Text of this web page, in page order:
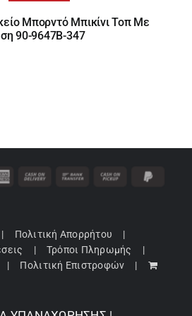
Μπορντό Μπικίνι Τοπ Με
90-9647B-347
Πολιτική Απορρήτου
Τρόποι Πληρωμής
Πολιτική Επιστροφών